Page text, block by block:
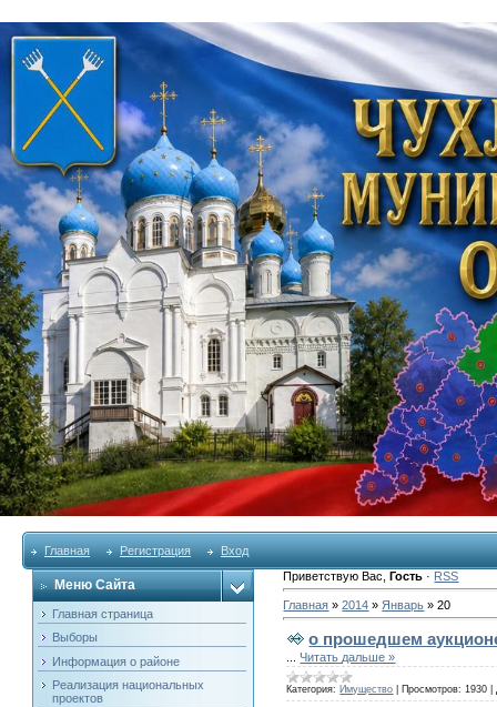
Главная Регистрация Вход
Меню Сайта
Главная страница
Выборы
Информация о районе
Реализация национальных
проектов
Приветствую Вас ,Гость · RSS
Главная »2014 » Январь » 20
о прошедшем
...Читать дальше »
Категория: Имущество Просмотров: 1930 |